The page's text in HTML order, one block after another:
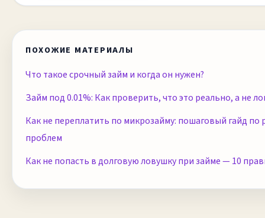
ПОХОЖИЕ МАТЕРИАЛЫ
Что такое срочный займ и когда он нужен?
Займ под 0.01%: Как проверить, что это реально, а не
Как не переплатить по микрозайму: пошаговый гайд
проблем
Как не попасть в долговую ловушку при займе — 10